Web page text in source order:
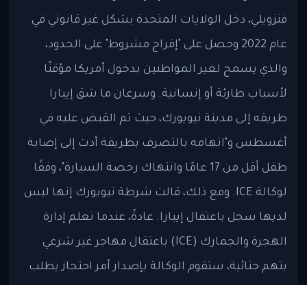
فنزويلي، دخل الولايات المتحدة بشكل غير قانوني في
عام 2022 وحصل على "إفراج مشروط" على الحدود،
والذي يسمح لغير المواطنين بدخول أمريكا مؤقتًا
لأسباب طارئة أو إنسانية. وسرعان ما شق إيبارا
طريقه إلى مدينة نيويورك، حيث تم القبض عليه في
أغسطس و"اتهامه بالتصرف بطريقة أدت إلى إصابة
طفل أقل من 17 عامًا وانتهاك رخصة السيارة"، وفقًا
لوكالة ICE. ومع ذلك، قالت شرطة نيويورك إنها ليس
لديها سجل باعتقال إيبارا. عادةً، عندما تعلم إدارة
الهجرة والجمارك (ICE) باعتقال مهاجر غير شرعي
بتهم جنائية، ستقوم الوكالة بإصدار أمر احتجاز يطلب